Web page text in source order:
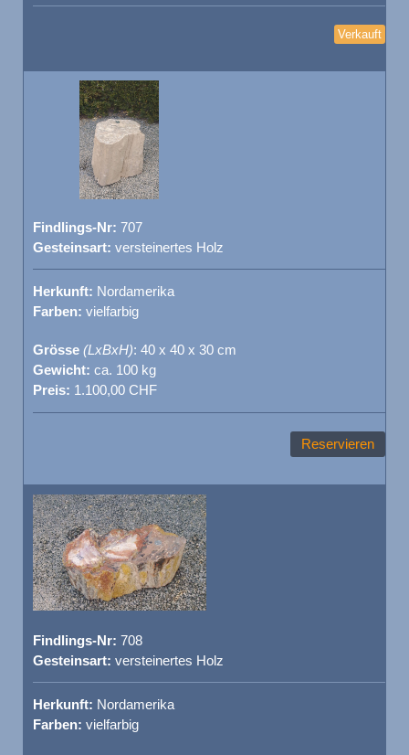
Verkauft
Findlings-Nr: 707
Gesteinsart: versteinertes Holz
Herkunft: Nordamerika
Farben: vielfarbig
Grösse (LxBxH): 40 x 40 x 30 cm
Gewicht: ca. 100 kg
Preis: 1.100,00 CHF
Reservieren
Findlings-Nr: 708
Gesteinsart: versteinertes Holz
Herkunft: Nordamerika
Farben: vielfarbig